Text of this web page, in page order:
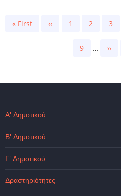
First
« First
Previous
‹‹ Page
1 Page
2 Page
3
Page
9 …
Next
››
Α' Δημοτικού
Β' Δημοτικού
Γ' Δημοτικού
Δραστηριότητες